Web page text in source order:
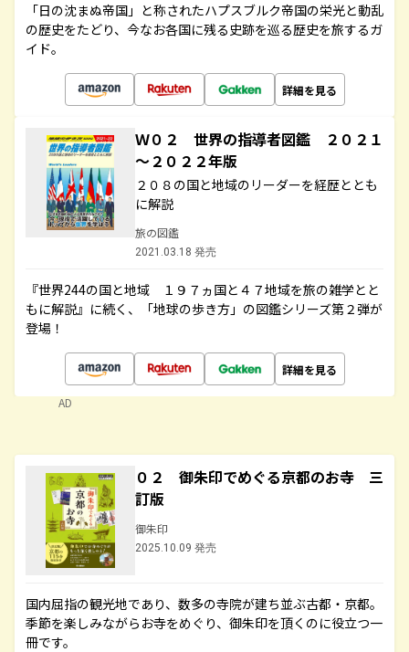
「日の沈まぬ帝国」と称されたハプスブルク帝国の栄光と動乱
の歴史をたどり、今なお各国に残る史跡を巡る歴史を旅するガ
イド。
詳細を見る
Ｗ０２ 世界の指導者図鑑 ２０２１
～２０２２年版
２０８の国と地域のリーダーを経歴ととも
に解説
旅の図鑑
2021.03.18 発売
『世界244の国と地域 １９７ヵ国と４７地域を旅の雑学とと
もに解説』に続く、「地球の歩き方」の図鑑シリーズ第２弾が
登場！
詳細を見る
AD
０２ 御朱印でめぐる京都のお寺 三
訂版
御朱印
2025.10.09 発売
国内屈指の観光地であり、数多の寺院が建ち並ぶ古都・京都。
季節を楽しみながらお寺をめぐり、御朱印を頂くのに役立つ一
冊です。